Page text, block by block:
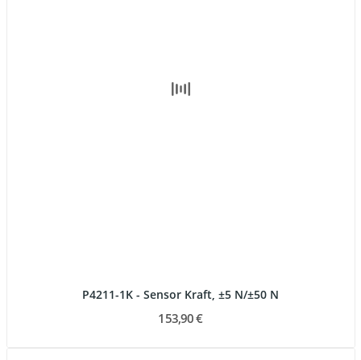
P4211-1K - Sensor Kraft, ±5 N/±50 N
153,90 €